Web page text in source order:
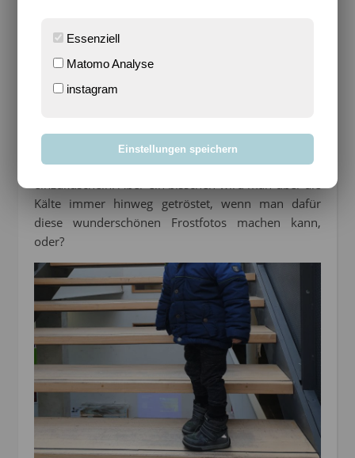
Zeit also die Themoleggings wieder raus zu holen
und sich in einen gemütlichen Pullover
Kälte immer hinweg getröstet, wenn man dafür
diese wunderschönen Frostfotos machen kann,
oder?
Essenziell
Matomo Analyse
instagram
Einstellungen speichern